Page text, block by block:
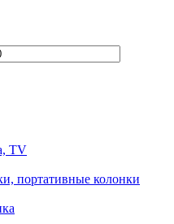
TV
портативные колонки